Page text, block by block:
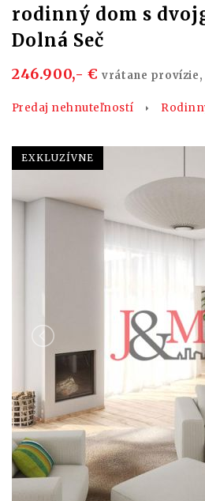
rodinný dom s
Dolná Seč
246.900,- €vrátane provízie,
Predaj nehnuteľností
EXKLUZÍVNE